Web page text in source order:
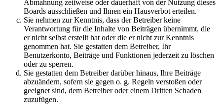
Abmahnung zeitweise oder dauerhaft von der Nutzung dieses
Boards ausschließen und Ihnen ein Hausverbot erteilen.
Sie nehmen zur Kenntnis, dass der Betreiber keine
Verantwortung für die Inhalte von Beiträgen übernimmt, die
er nicht selbst erstellt hat oder die er nicht zur Kenntnis
genommen hat. Sie gestatten dem Betreiber, Ihr
Benutzerkonto, Beiträge und Funktionen jederzeit zu löschen
oder zu sperren.
Sie gestatten dem Betreiber darüber hinaus, Ihre Beiträge
abzuändern, sofern sie gegen o. g. Regeln verstoßen oder
geeignet sind, dem Betreiber oder einem Dritten Schaden
zuzufügen.